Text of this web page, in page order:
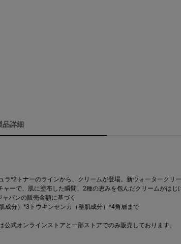
品詳細
ラ*2トナーのラインから、クリームが登場。新ウォーターク
ーで、肌に塗布した瞬間、2種の恵みを包んだクリームがは
パンの販売金額に基づく
成分）*3トウキンセンカ（整肌成分）*4角層まで
公式オンラインストアと一部ストアでのみ販売しております。